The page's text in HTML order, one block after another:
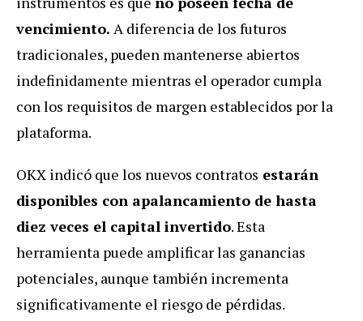
vencimiento. A diferencia de los futuros
tradicionales, pueden mantenerse abiertos
indefinidamente mientras el operador cumpla
con los requisitos de margen establecidos por la
plataforma.
OKX indicó que los nuevos contratos estarán
disponibles con apalancamiento de hasta
diez veces el capital invertido. Esta
herramienta puede amplificar las ganancias
potenciales, aunque también incrementa
significativamente el riesgo de pérdidas.